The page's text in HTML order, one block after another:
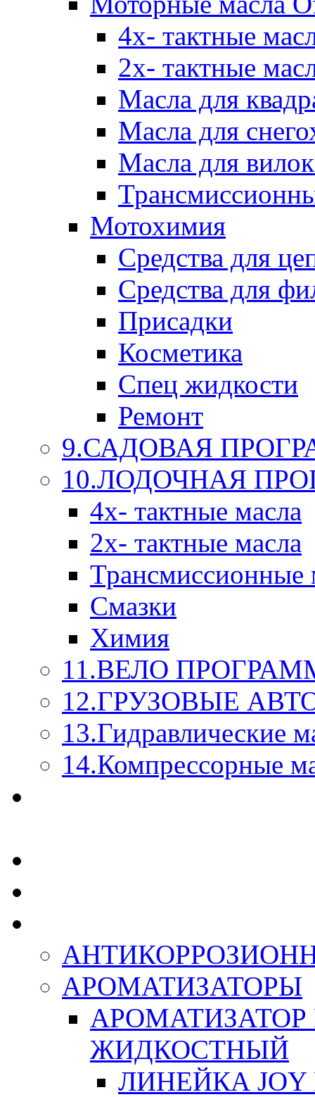
4х- тактные
2х- тактные
Масла для
Масла для
Масла для
Мотохимия
Средства для
Средства для
Присадки
Косметика
Спец жидкости
Ремонт
9.САДОВАЯ
10.ЛОДОЧНАЯ
4х- тактные масла
2х- тактные масла
Трансмиссионные
Смазки
Химия
11.ВЕЛО
12.ГРУЗОВЫЕ
13.Гидравлические
14.Компрессорные
АРОМАТИЗАТОРЫ
ЖИДКОСТНЫЙ
ЛИНЕЙКА JOY